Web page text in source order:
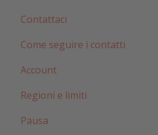
Contattaci
Come seguire i contatti
Account
Regioni e limiti
Pausa